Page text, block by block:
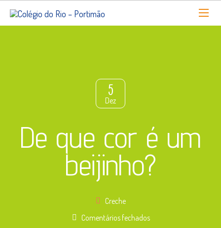
5
Dez
De que cor é um
beijinho?
Creche
Comentários fechadosem